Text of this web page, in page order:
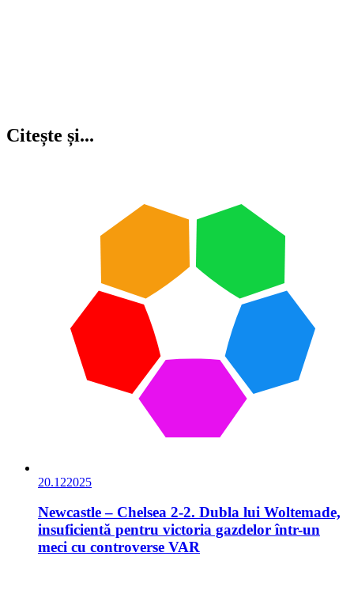
Citește și...
20.122025
Newcastle – Chelsea 2-2. Dubla lui Woltemade,
insuficientă pentru victoria gazdelor într-un
meci cu controverse VAR